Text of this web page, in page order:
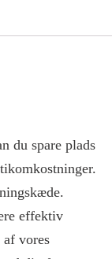
du spare plads
effektiv
vores